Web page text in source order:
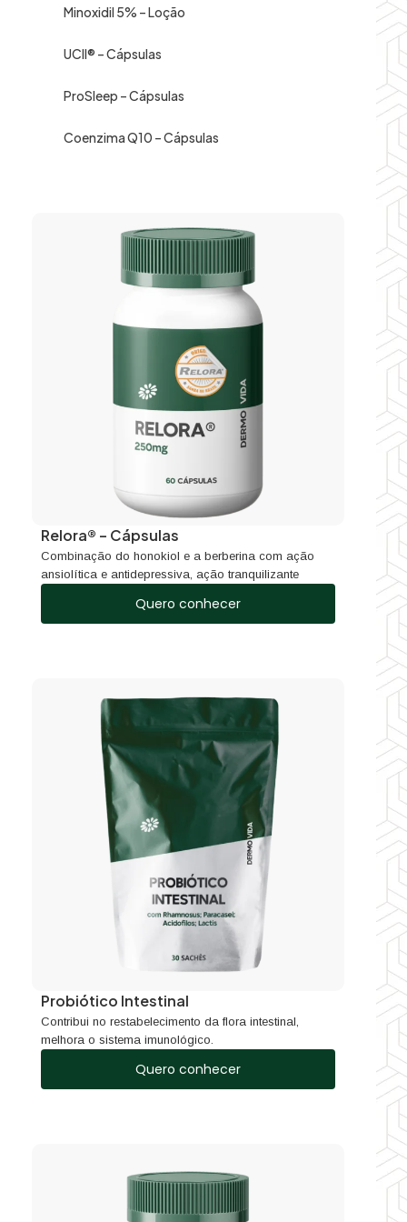
Minoxidil 5% – Loção
UCII® – Cápsulas
ProSleep – Cápsulas
Coenzima Q10 – Cápsulas
Relora® – Cápsulas
Combinação do honokiol e a berberina com ação
ansiolítica e antidepressiva, ação tranquilizante
Quero conhecer
Probiótico Intestinal
Contribui no restabelecimento da flora intestinal,
melhora o sistema imunológico.
Quero conhecer